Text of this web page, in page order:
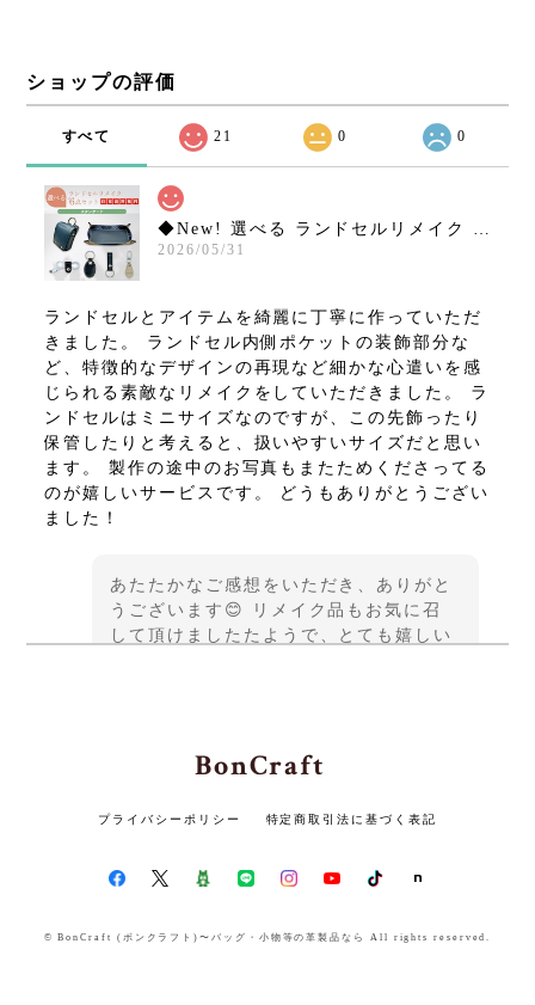
ショップの評価
すべて 21 0 0
2026/05/31
ランドセルとアイテムを綺麗に丁寧に作っていただ
きました。 ランドセル内側ポケットの装飾部分な
ど、特徴的なデザインの再現など細かな心遣いを感
じられる素敵なリメイクをしていただきました。 ラ
ンドセルはミニサイズなのですが、この先飾ったり
保管したりと考えると、扱いやすいサイズだと思い
ます。 製作の途中のお写真もまたためくださってる
のが嬉しいサービスです。 どうもありがとうござい
ました！
あたたかなご感想をいただき、ありがと
うございます😊 リメイク品もお気に召
して頂けましたたようで、とても嬉しい
2026/05/14
素敵な3点に仕上げて頂きありがとうございます。
BonCraft
プライバシーポリシー 特定商取引法に基づく表記
© BonCraft (ボンクラフト)〜バッグ・小物等の革製品なら All rights reserved.